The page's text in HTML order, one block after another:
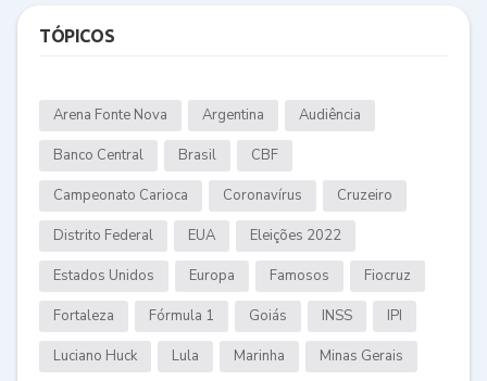
TÓPICOS
Arena Fonte Nova Argentina Audiência
Banco Central Brasil CBF
Campeonato Carioca Coronavírus Cruzeiro
Distrito Federal EUA Eleições 2022
Estados Unidos Europa Famosos Fiocruz
Fortaleza Fórmula 1 Goiás INSS IPI
Luciano Huck Lula Marinha Minas Gerais